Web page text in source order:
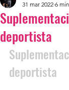
deportista
31 mar 2022 6
deportista